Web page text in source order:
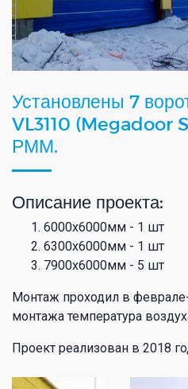
Установлены 7
VL3110 (Megadoor
РММ.
Описание проекта:
6000х6000мм - 1 шт
6300х6000мм - 1 шт
7900х6000мм - 5 шт
Монтаж проходил в
монтажа температура
Проект реализован в 2018